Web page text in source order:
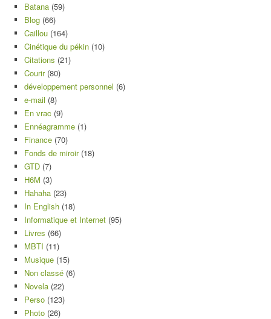
Batana (59)
Blog (66)
Caillou (164)
Cinétique du pékin (10)
Citations (21)
Courir(80)
développement personnel (6)
e-mail (8)
En vrac (9)
Ennéagramme (1)
Finance (70)
Fonds de miroir(18)
GTD (7)
H6M (3)
Hahaha (23)
In English (18)
Informatique et Internet (95)
Livres (66)
MBTI (11)
Musique (15)
Non classé (6)
Novela (22)
Perso (123)
Photo (26)